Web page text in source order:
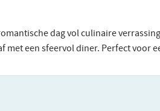
dag vol culinaire
een sfeervol diner. Perfect voor